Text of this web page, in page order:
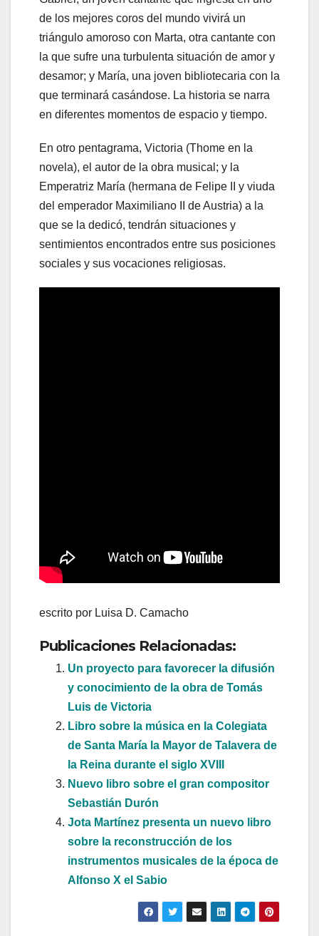
de los mejores coros del mundo vivirá un
triángulo amoroso con Marta, otra cantante con
la que sufre una turbulenta situación de amor y
desamor; y María, una joven bibliotecaria con la
que terminará casándose. La historia se narra
en diferentes momentos de espacio y tiempo.
En otro pentagrama, Victoria (Thome en la
novela), el autor de la obra musical; y la
Emperatriz María (hermana de Felipe II y viuda
del emperador Maximiliano II de Austria) a la
que se la dedicó, tendrán situaciones y
sentimientos encontrados entre sus posiciones
sociales y sus vocaciones religiosas.
escrito por Luisa D. Camacho
Publicaciones Relacionadas:
Un proyecto para favorecer la difusión
y conocimiento de la obra de Tomás
Luis de Victoria
Libro sobre la música en la Colegiata
de Santa María la Mayor de Talavera de
la Reina durante el siglo XVIII
Nuevo libro sobre el gran compositor
Sebastián Durón
Jota Martínez presenta un nuevo libro
sobre la reconstrucción de los
instrumentos musicales de la época de
Alfonso X el Sabio